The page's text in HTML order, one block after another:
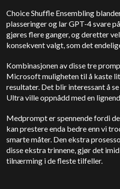
Choice Shuffle Ensembling
plasseringer og lar GPT-4 svare
gjøres flere ganger, og deretter
konsekvent valgt, som det
Kombinasjonen av disse tre
Microsoft muligheten til å kaste
resultater. Det blir interessant å
Ultra ville oppnådd med en
Medprompt er spennende fordi
kan prestere enda bedre enn vi
smarte måter. Den ekstra
disse ekstra trinnene, gjør det
tilnærming i de fleste tilfeller.